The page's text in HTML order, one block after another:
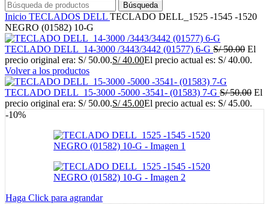
Búsqueda
Inicio TECLADOS DELL TECLADO DELL_1525 -1545 -1520
NEGRO (01582) 10-G
TECLADO DELL_14-3000 /3443/3442 (01577) 6-G S/50.00 El
precio original era: S/ 50.00.S/40.00El precio actual es: S/ 40.00.
Volver a los productos
TECLADO DELL_15-3000 -5000 -3541- (01583) 7-G S/50.00 El
precio original era: S/ 50.00.S/45.00El precio actual es: S/ 45.00.
-10%
Haga Click para agrandar